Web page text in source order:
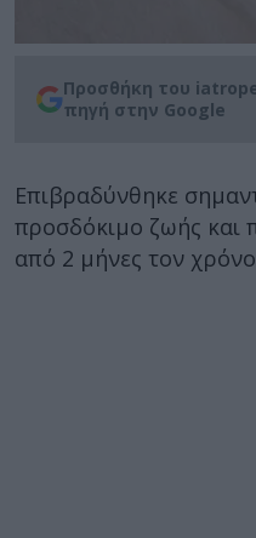
Προσθήκη του
πηγή στην Google
Επιβραδύνθηκε
προσδόκιμο ζωής και
από 2 μήνες τον